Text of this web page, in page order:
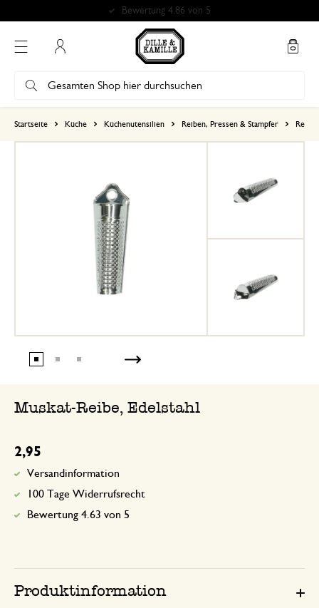
Bewertung 4.86 von 5
Startseite Küche Küchenutensilien Reiben, Pressen & Stampfer Reiben
Muskat-Reibe, Edelstahl
2,95
Versandinformation
100 Tage Widerrufsrecht
Bewertung 4.63 von 5
Produktinformation